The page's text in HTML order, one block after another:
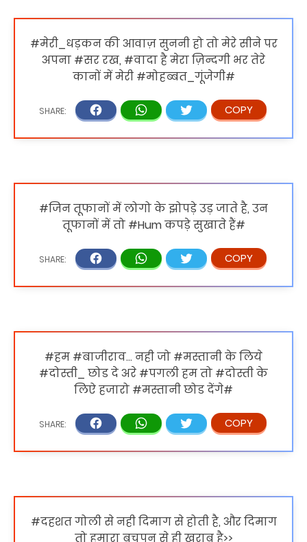
#मेरी_धड़कन की आवाज़ सुननी हो तो मेरे सीने पर
अपना #सर रख, #वादा है मेरा ज़िन्दगी भर तेरे
कानों में मेरी #मोहब्बत_गूंजेगी#
#जिन तूफानों में लोगो के झोपड़े उड़ जाते है, उन
तूफानों में तो #Hum कपड़े सुखाते हैं#
#हम #बाजीराव… नही जो #मस्तानी के लिये
#दोस्ती_ छोड दे अरे #पगली हम तो #दोस्ती के
लिऐ हजारो #मस्तानी छोड देंगे#
#दहशत गोली से नही दिमाग से होती है, और दिमाग
तो हमारा बचपन से ही खराब है>>